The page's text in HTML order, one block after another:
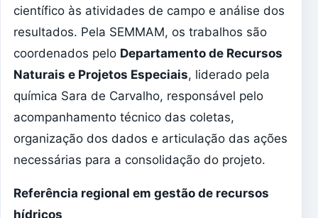
científico às atividades de campo e análise dos
resultados. Pela SEMMAM, os trabalhos são
coordenados pelo Departamento de Recursos
Naturais e Projetos Especiais, liderado pela
química Sara de Carvalho, responsável pelo
acompanhamento técnico das coletas,
organização dos dados e articulação das ações
necessárias para a consolidação do projeto.
Referência regional em gestão de recursos
hídricos